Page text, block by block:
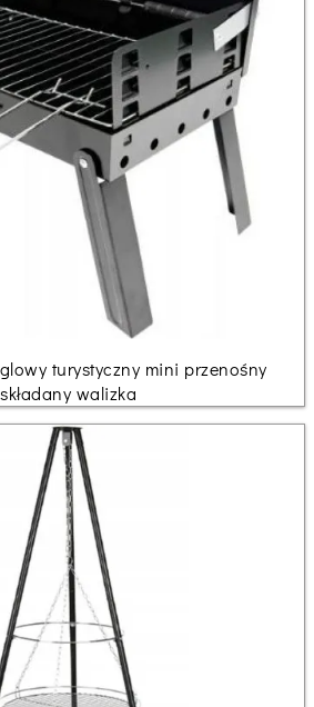
turystyczny mini przenośny
składany walizka